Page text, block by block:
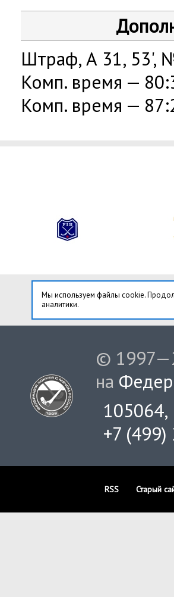
Штраф, А 31, 53',
Комп. время —
Комп. время —
Мы используем файлы cookie.
аналитики.
©
на
105064,
+7
RSS Старый